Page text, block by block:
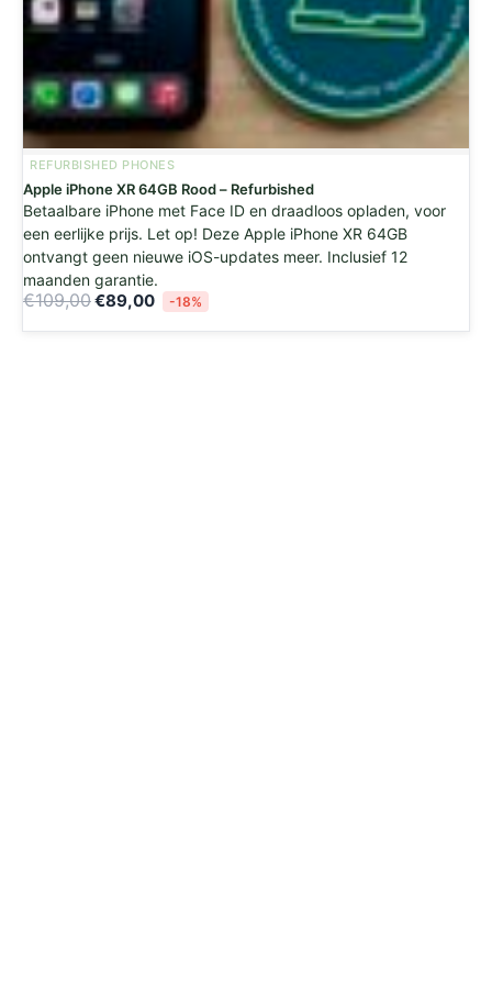
REFURBISHED PHONES
Apple iPhone XR 64GB Rood – Refurbished
Betaalbare iPhone met Face ID en draadloos opladen, voor
een eerlijke prijs. Let op! Deze Apple iPhone XR 64GB
ontvangt geen nieuwe iOS-updates meer. Inclusief 12
maanden garantie.
€109,00€89,00 -18%